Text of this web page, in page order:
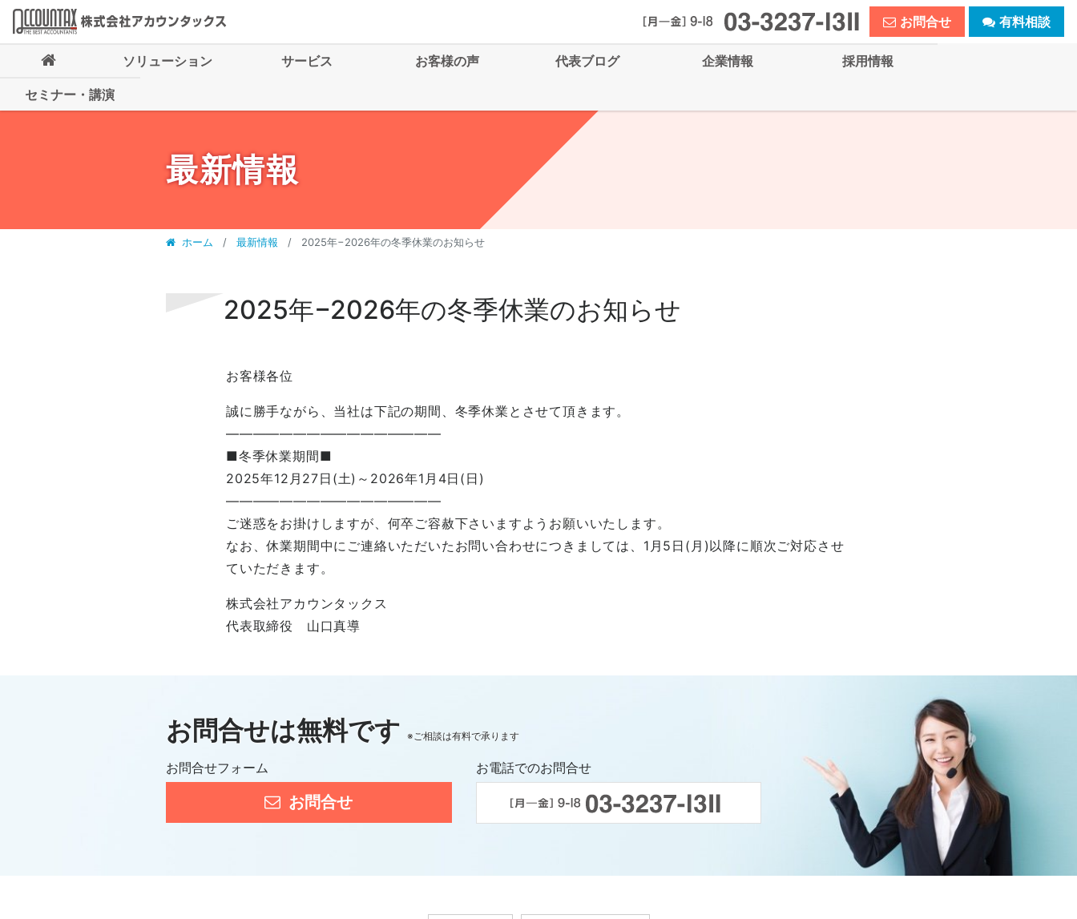
お問合せ 有料相談
ソリューション サービス お客様の声 代表ブログ 企業情報 採用情報
セミナー・講演
最新情報
ホーム 最新情報 2025年−2026年の冬季休業のお知らせ
2025年−2026年の冬季休業のお知らせ
お客様各位
誠に勝手ながら、当社は下記の期間、冬季休業とさせて頂きます。
————————————————
■冬季休業期間■
2025年12月27日(土)～2026年1月4日(日)
————————————————
ご迷惑をお掛けしますが、何卒ご容赦下さいますようお願いいたします。
なお、休業期間中にご連絡いただいたお問い合わせにつきましては、1月5日(月)以降に順次ご対応させ
ていただきます。
株式会社アカウンタックス
代表取締役 山口真導
お問合せは無料です ※ご相談は有料で承ります
お問合せフォーム
お問合せ
お電話でのお問合せ